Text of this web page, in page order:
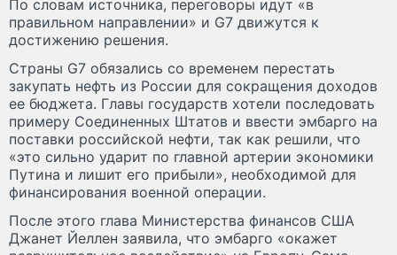
По словам источника, переговоры идут «в
правильном направлении» и G7 движутся к
достижению решения.
Страны G7 обязались со временем перестать
закупать нефть из России для сокращения доходов
ее бюджета. Главы государств хотели последовать
примеру Соединенных Штатов и ввести эмбарго на
поставки российской нефти, так как решили, что
«это сильно ударит по главной артерии экономики
Путина и лишит его прибыли», необходимой для
финансирования военной операции.
После этого глава Министерства финансов США
Джанет Йеллен заявила, что эмбарго «окажет